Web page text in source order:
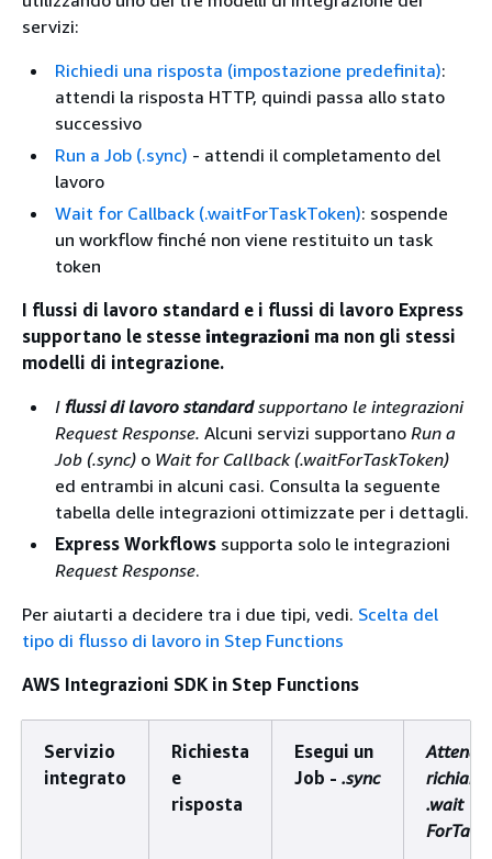
servizi:
Richiedi una risposta (impostazione predefinita):
attendi la risposta HTTP, quindi passa allo stato
successivo
Run a Job (.sync) - attendi il completamento del
lavoro
Wait for Callback (.waitForTaskToken): sospende
un workflow finché non viene restituito un task
token
I flussi di lavoro standard e i flussi di lavoro Express
supportano le stesse integrazioni ma non gli stessi
modelli di integrazione.
I flussi di lavoro standardsupportano le integrazioni
Request Response. Alcuni servizi supportano Run a
Job (.sync) o Wait for Callback (.waitForTaskToken)
ed entrambi in alcuni casi. Consulta la seguente
tabella delle integrazioni ottimizzate per i dettagli.
Express Workflows supporta solo le integrazioni
Request Response.
Per aiutarti a decidere tra i due tipi, vedi. Scelta del
tipo di flusso di lavoro in Step Functions
AWS Integrazioni SDK in Step Functions
Servizio
integrato
Richiesta
e
risposta
Esegui un
Job - .sync
Attendi
.wait